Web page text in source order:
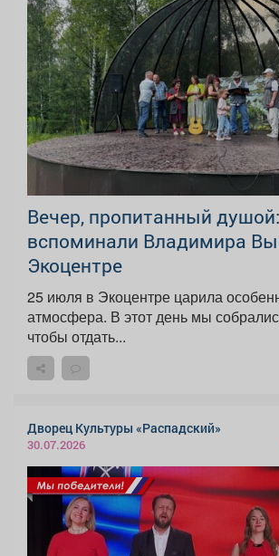
Вечер, пропитанный
вспоминали Владимира
Экоцентре
25 июля в Экоцентре царила
атмосфера. В этот день мы
чтобы отдать...
Дворец Культуры «Распадский»
30.07.2026